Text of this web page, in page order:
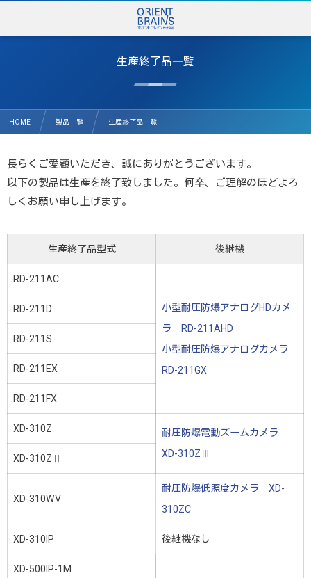
生産終了品一覧
HOME 製品一覧 生産終了品一覧
長らくご愛顧いただき、誠にありがとうございます。
以下の製品は生産を終了致しました。何卒、ご理解のほどよろ
しくお願い申し上げます。
生産終了品型式 後継機
RD-211AC
小型耐圧防爆アナログHDカメ
ラ RD-211AHD
小型耐圧防爆アナログカメラ
RD-211GX
RD-211D
RD-211S
RD-211EX
RD-211FX
XD-310Z
耐圧防爆電動ズームカメラ
XD-310ZⅢ
XD-310ZⅡ
XD-310WV
耐圧防爆低照度カメラ XD-
310ZC
XD-310IP 後継機なし
XD-500IP-1M